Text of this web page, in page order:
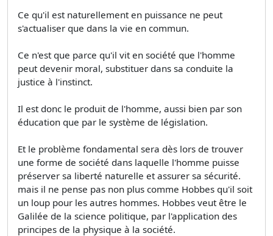
Ce qu'il est naturellement en puissance ne peut
s'actualiser que dans la vie en commun.
Ce n'est que parce qu'il vit en société que l'homme
peut devenir moral, substituer dans sa conduite la
justice à l'instinct.
Il est donc le produit de l'homme, aussi bien par son
éducation que par le système de législation.
Et le problème fondamental sera dès lors de trouver
une forme de société dans laquelle l'homme puisse
préserver sa liberté naturelle et assurer sa sécurité.
mais il ne pense pas non plus comme Hobbes qu'il soit
un loup pour les autres hommes. Hobbes veut être le
Galilée de la science politique, par l'application des
principes de la physique à la société.